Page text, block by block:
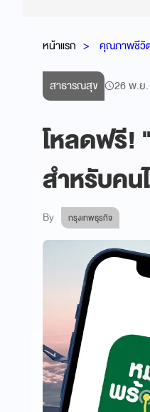
หน้าแรก คุณภาพชีวิ
สาธารณสุข 26 พ.ย.
โหลดฟรี!
สำหรับคน
By กรุงเทพธุรกิจ